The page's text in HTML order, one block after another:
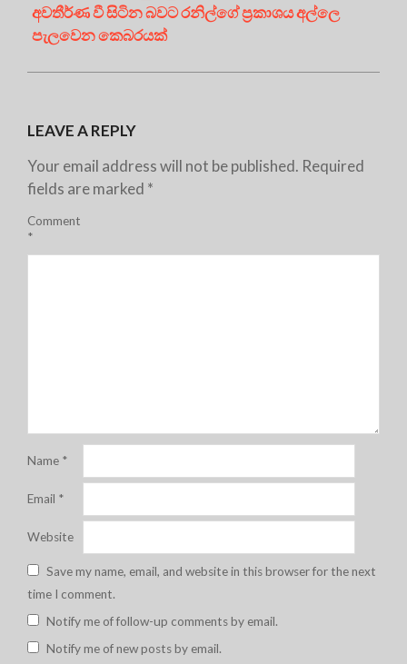
අවතීර්ණ වී සිටින බවට රනිල්ගේ ප්‍රකාශය අල්ලෙ
පැලවෙන කෙබරයක්
LEAVE A REPLY
Your email address will not be published. Required
fields are marked *
Comment
*
Name *
Email *
Website
Save my name, email, and website in this browser for the next
time I comment.
Notify me of follow-up comments by email.
Notify me of new posts by email.